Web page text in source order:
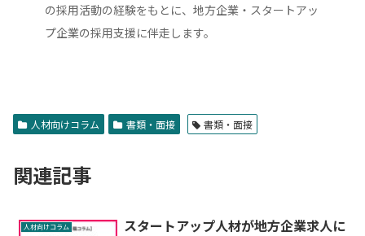
の採用活動の経験をもとに、地方企業・スタートアッ
プ企業の採用支援に伴走します。
人材向けコラム 書類・面接 書類・面接
関連記事
人材向けコラム
スタートアップ人材が地方企業求人に